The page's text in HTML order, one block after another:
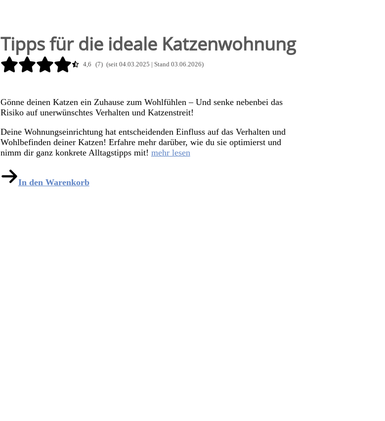
Tipps für die ideale Katzenwohnung
4,6 (7) (seit 04.03.2025 | Stand 03.06.2026)
Gönne deinen Katzen ein Zuhause zum Wohlfühlen – Und senke nebenbei das
Risiko auf unerwünschtes Verhalten und Katzenstreit!
Deine Wohnungseinrichtung hat entscheidenden Einfluss auf das Verhalten und
Wohlbefinden deiner Katzen! Erfahre mehr darüber, wie du sie optimierst und
nimm dir ganz konkrete Alltagstipps mit! mehr lesen
In den Warenkorb